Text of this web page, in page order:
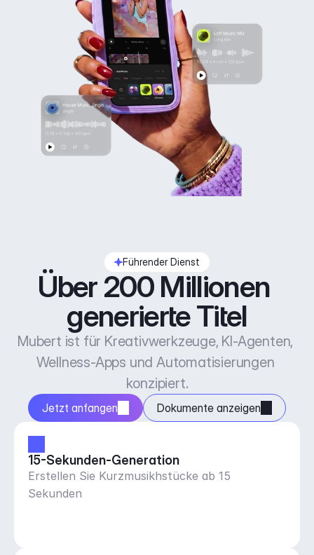
Führender Dienst
Über 200 Millionen
generierte Titel
Mubert ist für Kreativwerkzeuge, KI-Agenten,
Wellness-Apps und Automatisierungen
konzipiert.
Jetzt anfangen Dokumente anzeigen
15-Sekunden-Generation
Erstellen Sie Kurzmusikhstücke ab 15
Sekunden